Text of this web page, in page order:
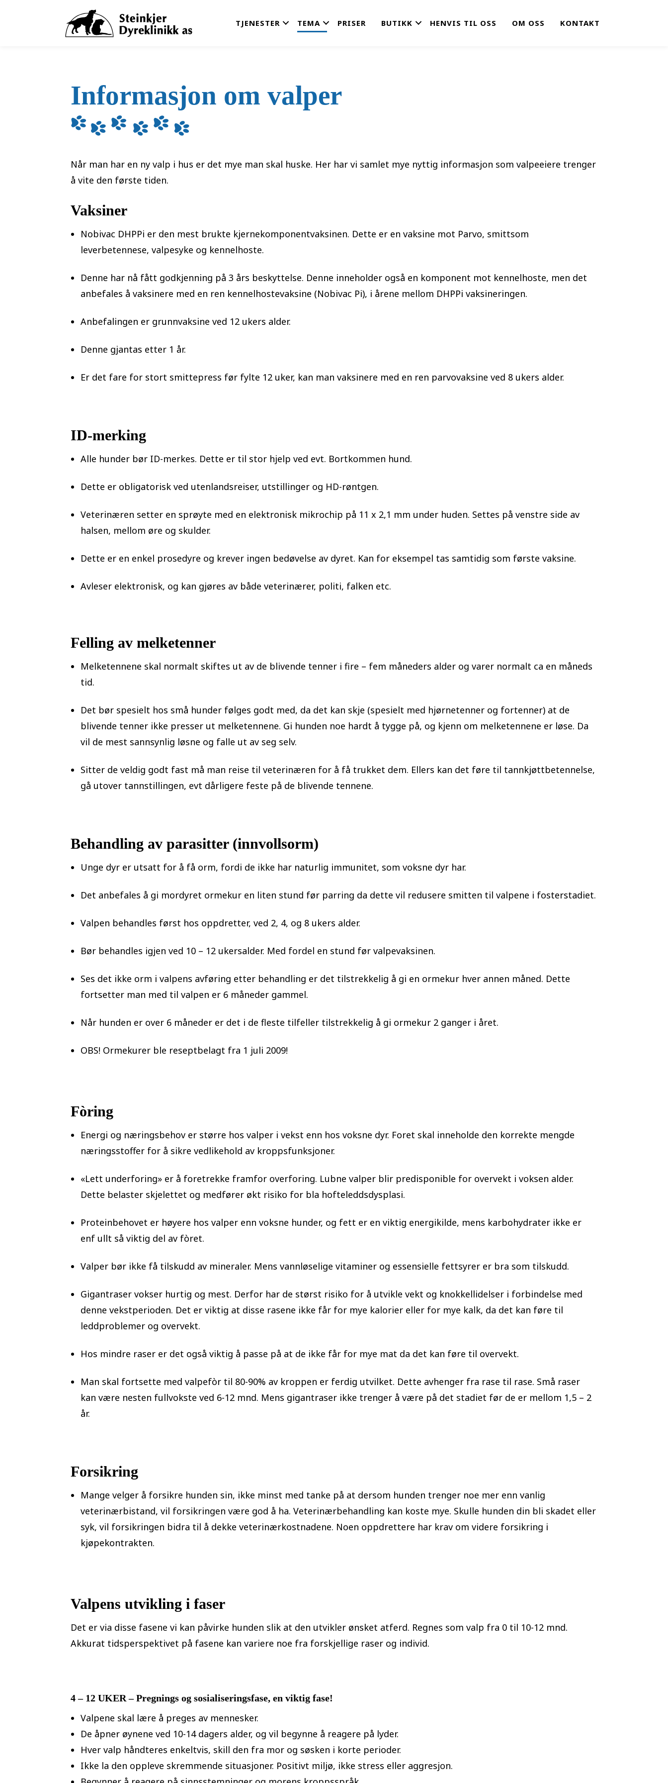
TJENESTER TEMA PRISER BUTIKK HENVIS TIL OSS OM OSS KONTAKT
Informasjon om valper
Når man har en ny valp i hus er det mye man skal huske. Her har vi samlet mye nyttig informasjon som valpeeiere trenger
å vite den første tiden.
Vaksiner
Nobivac DHPPi er den mest brukte kjernekomponentvaksinen. Dette er en vaksine mot Parvo, smittsom
leverbetennese, valpesyke og kennelhoste.
Denne har nå fått godkjenning på 3 års beskyttelse. Denne inneholder også en komponent mot kennelhoste, men det
anbefales å vaksinere med en ren kennelhostevaksine (Nobivac Pi), i årene mellom DHPPi vaksineringen.
Anbefalingen er grunnvaksine ved 12 ukers alder.
Denne gjantas etter 1 år.
Er det fare for stort smittepress før fylte 12 uker, kan man vaksinere med en ren parvovaksine ved 8 ukers alder.
ID-merking
Alle hunder bør ID-merkes. Dette er til stor hjelp ved evt. Bortkommen hund.
Dette er obligatorisk ved utenlandsreiser, utstillinger og HD-røntgen.
Veterinæren setter en sprøyte med en elektronisk mikrochip på 11 x 2,1 mm under huden. Settes på venstre side av
halsen, mellom øre og skulder.
Dette er en enkel prosedyre og krever ingen bedøvelse av dyret. Kan for eksempel tas samtidig som første vaksine.
Avleser elektronisk, og kan gjøres av både veterinærer, politi, falken etc.
Felling av melketenner
Melketennene skal normalt skiftes ut av de blivende tenner i fire – fem måneders alder og varer normalt ca en måneds
tid.
Det bør spesielt hos små hunder følges godt med, da det kan skje (spesielt med hjørnetenner og fortenner) at de
blivende tenner ikke presser ut melketennene. Gi hunden noe hardt å tygge på, og kjenn om melketennene er løse. Da
vil de mest sannsynlig løsne og falle ut av seg selv.
Sitter de veldig godt fast må man reise til veterinæren for å få trukket dem. Ellers kan det føre til tannkjøttbetennelse,
gå utover tannstillingen, evt dårligere feste på de blivende tennene.
Behandling av parasitter (innvollsorm)
Unge dyr er utsatt for å få orm, fordi de ikke har naturlig immunitet, som voksne dyr har.
Det anbefales å gi mordyret ormekur en liten stund før parring da dette vil redusere smitten til valpene i fosterstadiet.
Valpen behandles først hos oppdretter, ved 2, 4, og 8 ukers alder.
Bør behandles igjen ved 10 – 12 ukersalder. Med fordel en stund før valpevaksinen.
Ses det ikke orm i valpens avføring etter behandling er det tilstrekkelig å gi en ormekur hver annen måned. Dette
fortsetter man med til valpen er 6 måneder gammel.
Når hunden er over 6 måneder er det i de fleste tilfeller tilstrekkelig å gi ormekur 2 ganger i året.
OBS! Ormekurer ble reseptbelagt fra 1 juli 2009!
Fòring
Energi og næringsbehov er større hos valper i vekst enn hos voksne dyr. Foret skal inneholde den korrekte mengde
næringsstoffer for å sikre vedlikehold av kroppsfunksjoner.
«Lett underforing» er å foretrekke framfor overforing. Lubne valper blir predisponible for overvekt i voksen alder.
Dette belaster skjelettet og medfører økt risiko for bla hofteleddsdysplasi.
Proteinbehovet er høyere hos valper enn voksne hunder, og fett er en viktig energikilde, mens karbohydrater ikke er
enf ullt så viktig del av fòret.
Valper bør ikke få tilskudd av mineraler. Mens vannløselige vitaminer og essensielle fettsyrer er bra som tilskudd.
Gigantraser vokser hurtig og mest. Derfor har de størst risiko for å utvikle vekt og knokkellidelser i forbindelse med
denne vekstperioden. Det er viktig at disse rasene ikke får for mye kalorier eller for mye kalk, da det kan føre til
leddproblemer og overvekt.
Hos mindre raser er det også viktig å passe på at de ikke får for mye mat da det kan føre til overvekt.
Man skal fortsette med valpefòr til 80-90% av kroppen er ferdig utvilket. Dette avhenger fra rase til rase. Små raser
kan være nesten fullvokste ved 6-12 mnd. Mens gigantraser ikke trenger å være på det stadiet før de er mellom 1,5 – 2
år.
Forsikring
Mange velger å forsikre hunden sin, ikke minst med tanke på at dersom hunden trenger noe mer enn vanlig
veterinærbistand, vil forsikringen være god å ha. Veterinærbehandling kan koste mye. Skulle hunden din bli skadet eller
syk, vil forsikringen bidra til å dekke veterinærkostnadene. Noen oppdrettere har krav om videre forsikring i
kjøpekontrakten.
Valpens utvikling i faser
Det er via disse fasene vi kan påvirke hunden slik at den utvikler ønsket atferd. Regnes som valp fra 0 til 10-12 mnd.
Akkurat tidsperspektivet på fasene kan variere noe fra forskjellige raser og individ.
4 – 12 UKER – Pregnings og sosialiseringsfase, en viktig fase!
Valpene skal lære å preges av mennesker.
De åpner øynene ved 10-14 dagers alder, og vil begynne å reagere på lyder.
Hver valp håndteres enkeltvis, skill den fra mor og søsken i korte perioder.
Ikke la den oppleve skremmende situasjoner. Positivt miljø, ikke stress eller aggresjon.